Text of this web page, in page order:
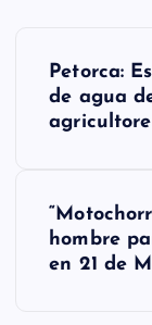
Petorca:
de agua
hombre
en 21 de